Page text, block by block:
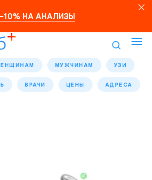
–10% НА АНАЛИЗЫ
МУЖЧИНАМ УЗИ
ВРАЧИ ЦЕНЫ АДРЕСА